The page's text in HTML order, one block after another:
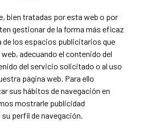
bien tratadas por esta web o por
gestionar de la forma más eficaz
de los espacios publicitarios que
web, adecuando el contenido del
del servicio solicitado o al uso
página web. Para ello
sus hábitos de navegación en
mostrarle publicidad
perfil de navegación.